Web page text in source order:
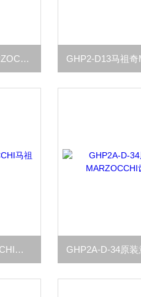
GHP2-D-40意大利马祖奇MARZOCCHI齿轮油泵GHP2-D现货
GHP2A-D-25意大利MARZOCCHI马祖奇GHP2A液压齿轮泵